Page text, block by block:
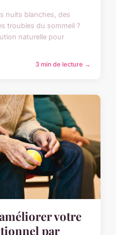
nuits blanches, des
troubles du sommeil ?
naturelle pour
3 min de lecture →
votre
par